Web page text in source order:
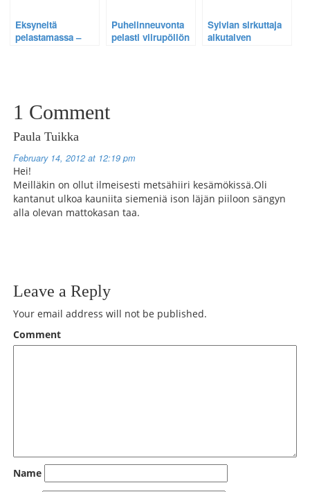
Eksyneitä
pelastamassa –
Puhelinneuvonta
pelasti viirupöllön
Sylvian sirkuttaja
alkutalven
1 Comment
Paula Tuikka
February 14, 2012 at 12:19 pm
Hei!
Meilläkin on ollut ilmeisesti metsähiiri kesämökissä.Oli
kantanut ulkoa kauniita siemeniä ison läjän piiloon sängyn
alla olevan mattokasan taa.
Leave a Reply
Your email address will not be published.
Comment
Name